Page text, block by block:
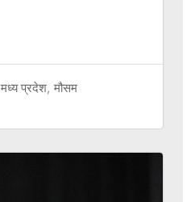
मध्य प्रदेश, मौसम